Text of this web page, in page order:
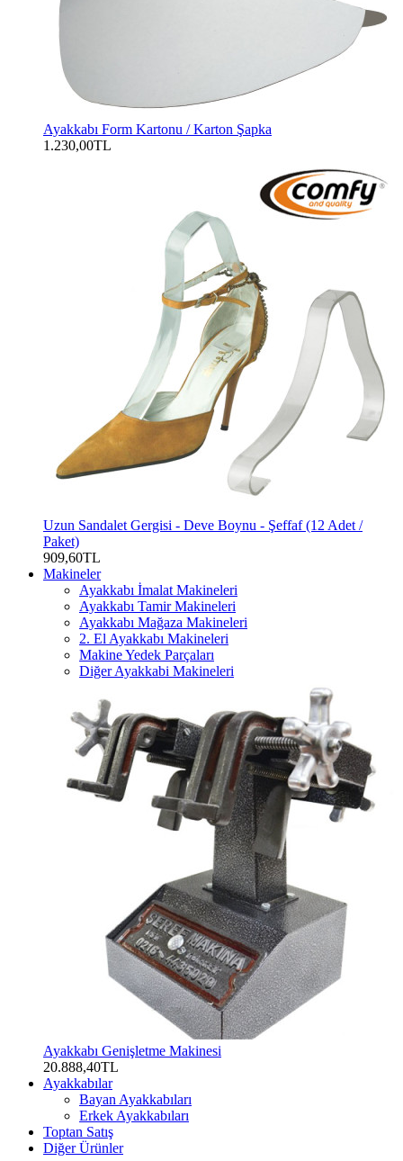
Ayakkabı Form Kartonu / Karton Şapka
1.230,00TL
Uzun Sandalet Gergisi - Deve Boynu - Şeffaf (12 Adet /
Paket)
909,60TL
Makineler
Ayakkabı İmalat Makineleri
Ayakkabı Tamir Makineleri
Ayakkabı Mağaza Makineleri
2. El Ayakkabı Makineleri
Makine Yedek Parçaları
Diğer Ayakkabi Makineleri
Ayakkabı Genişletme Makinesi
20.888,40TL
Ayakkabılar
Bayan Ayakkabıları
Erkek Ayakkabıları
Toptan Satış
Diğer Ürünler